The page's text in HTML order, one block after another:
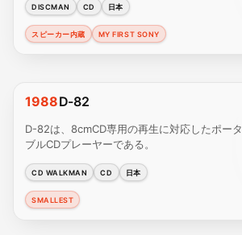
DISCMAN CD 日本
スピーカー内蔵 MY FIRST SONY
1988D-82
D-82は、8cmCD専用の再生に対応したポータ
ブルCDプレーヤーである。
CD WALKMAN CD 日本
SMALLEST